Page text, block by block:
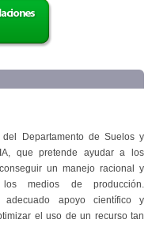
del Departamento de Suelos y
que pretende ayudar a los
un manejo racional y
medios de producción.
adecuado apoyo científico y
el uso de un recurso tan